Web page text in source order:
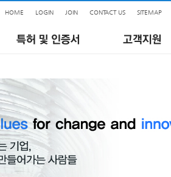
HOME LOGIN JOIN CONTACT US SITEMAP